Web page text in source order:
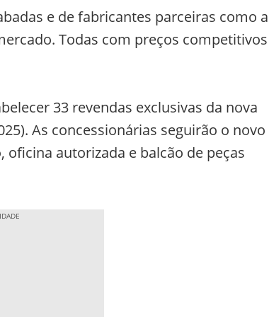
e de fabricantes parceiras como a
Todas com preços
33 revendas exclusivas da nova
As concessionárias seguirão o novo
autorizada e balcão de peças